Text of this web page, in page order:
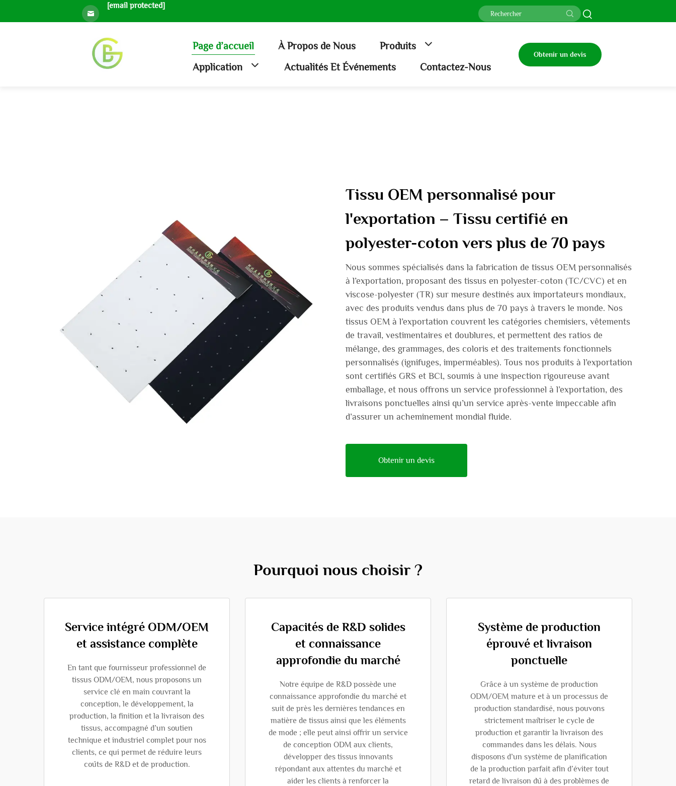
[email protected]
Page d’accueil À Propos de Nous
Produits
Application
Actualités Et Événements Contactez-Nous
Obtenir un devis
Tissu OEM personnalisé pour
l'exportation – Tissu certifié en
polyester-coton vers plus de 70 pays
Nous sommes spécialisés dans la fabrication de tissus OEM personnalisés
à l’exportation, proposant des tissus en polyester-coton (TC/CVC) et en
viscose-polyester (TR) sur mesure destinés aux importateurs mondiaux,
avec des produits vendus dans plus de 70 pays à travers le monde. Nos
tissus OEM à l’exportation couvrent les catégories chemisiers, vêtements
de travail, vestimentaires et doublures, et permettent des ratios de
mélange, des grammages, des coloris et des traitements fonctionnels
personnalisés (ignifuges, imperméables). Tous nos produits à l’exportation
sont certifiés GRS et BCI, soumis à une inspection rigoureuse avant
emballage, et nous offrons un service professionnel à l’exportation, des
livraisons ponctuelles ainsi qu’un service après-vente impeccable afin
d’assurer un acheminement mondial fluide.
Obtenir un devis
Pourquoi nous choisir ?
Service intégré ODM/OEM
et assistance complète
En tant que fournisseur professionnel de
tissus ODM/OEM, nous proposons un
service clé en main couvrant la
conception, le développement, la
production, la finition et la livraison des
tissus, accompagné d’un soutien
technique et industriel complet pour nos
clients, ce qui permet de réduire leurs
coûts de R&D et de production.
Capacités de R&D solides
et connaissance
approfondie du marché
Notre équipe de R&D possède une
connaissance approfondie du marché et
suit de près les dernières tendances en
matière de tissus ainsi que les éléments
de mode ; elle peut ainsi offrir un service
de conception ODM aux clients,
développer des tissus innovants
répondant aux attentes du marché et
aider les clients à renforcer la
Système de production
éprouvé et livraison
ponctuelle
Grâce à un système de production
ODM/OEM mature et à un processus de
production standardisé, nous pouvons
strictement maîtriser le cycle de
production et garantir la livraison des
commandes dans les délais. Nous
disposons d’un système de planification
de la production parfait afin d’éviter tout
retard de livraison dû à des problèmes de